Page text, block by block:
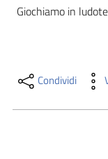
contenuti
Giochiamo in
Condividi